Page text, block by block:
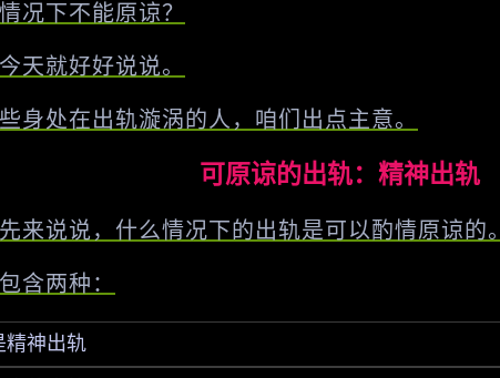
况下不能原谅？
天就好好说说。
身处在出轨漩涡的人，咱们出点主意。
可原谅的出轨：精神出轨
来说说，什么情况下的出轨是可以酌情原谅的。
含两种：
精神出轨